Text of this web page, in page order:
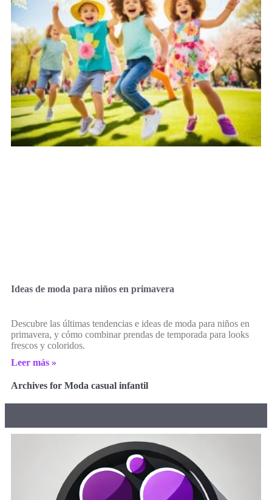
Ideas de moda para niños en primavera
Descubre las últimas tendencias e ideas de moda para niños en
primavera, y cómo combinar prendas de temporada para looks
frescos y coloridos.
Leer más »
Archives for Moda casual infantil